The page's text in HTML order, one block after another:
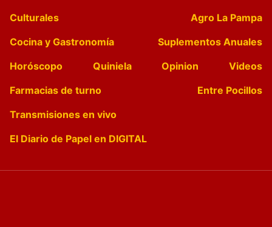
Culturales
Agro La Pampa
Cocina y Gastronomía
Suplementos Anuales
Horóscopo
Quiniela Opinion
Videos
Farmacias de turno
Entre Pocillos
Transmisiones en vivo
El Diario de Papel en DIGITAL